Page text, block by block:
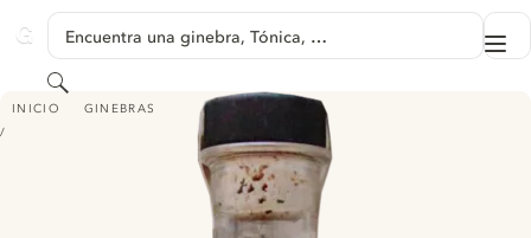
GINVENTORY
Encuentra una ginebra, Tónica, …
Buscar
INICIO GINEBRAS
DISTILLERIE DE PARIS GIN FOLLE BLANCHE